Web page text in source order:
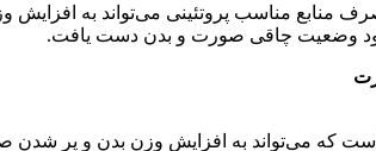
منابع مناسب پروتئینی می‌تواند به
وضعیت چاقی صورت و بدن دست یافت.